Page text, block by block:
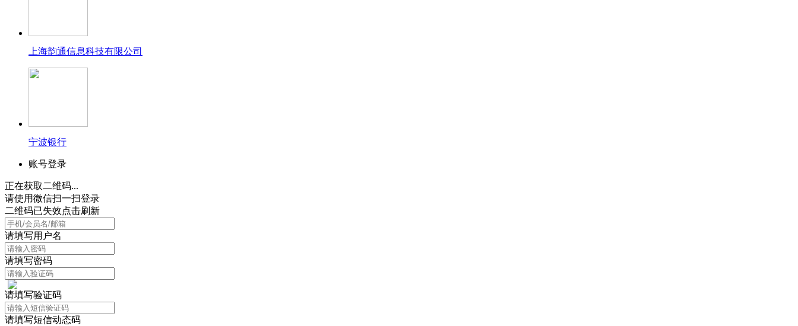
上海韵通信息科技有限公司
宁波银行
账号登录
正在获取二维码...
请使用微信扫一扫登录
二维码已失效点击刷新
请填写用户名
请填写密码
请填写验证码
请填写短信动态码